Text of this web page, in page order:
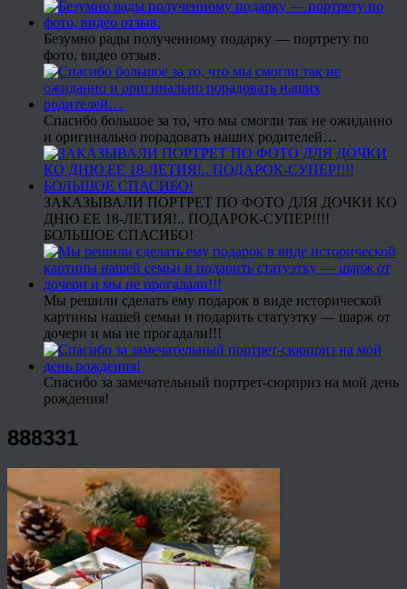
Безумно рады полученному подарку — портрету по
фото, видео отзыв.
Спасибо большое за то, что мы смогли так не ожиданно
и оригинально порадовать наших родителей…
ЗАКАЗЫВАЛИ ПОРТРЕТ ПО ФОТО ДЛЯ ДОЧКИ КО
ДНЮ ЕЕ 18-ЛЕТИЯ!.. ПОДАРОК-СУПЕР!!!!
БОЛЬШОЕ СПАСИБО!
Мы решили сделать ему подарок в виде исторической
картины нашей семьи и подарить статуэтку — шарж от
дочери и мы не прогадали!!!
Спасибо за замечательный портрет-сюрприз на мой день
рождения!
888331